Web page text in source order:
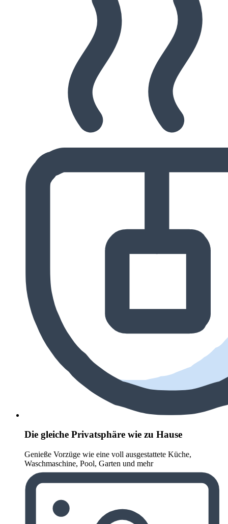
Die gleiche Privatsphäre wie zu Hause
Genieße Vorzüge wie eine voll ausgestattete Küche,
Waschmaschine, Pool, Garten und mehr